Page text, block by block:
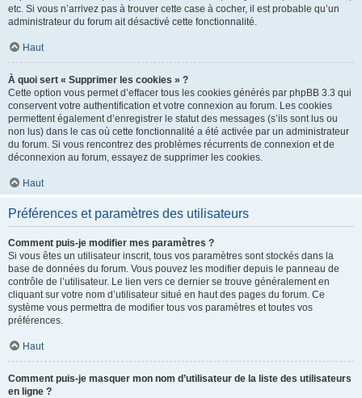
etc. Si vous n’arrivez pas à trouver cette case à cocher, il est probable qu’un
administrateur du forum ait désactivé cette fonctionnalité.
Haut
À quoi sert « Supprimer les cookies » ?
Cette option vous permet d’effacer tous les cookies générés par phpBB 3.3 qui
conservent votre authentification et votre connexion au forum. Les cookies
permettent également d’enregistrer le statut des messages (s’ils sont lus ou
non lus) dans le cas où cette fonctionnalité a été activée par un administrateur
du forum. Si vous rencontrez des problèmes récurrents de connexion et de
déconnexion au forum, essayez de supprimer les cookies.
Haut
Préférences et paramètres des utilisateurs
Comment puis-je modifier mes paramètres ?
Si vous êtes un utilisateur inscrit, tous vos paramètres sont stockés dans la
base de données du forum. Vous pouvez les modifier depuis le panneau de
contrôle de l’utilisateur. Le lien vers ce dernier se trouve généralement en
cliquant sur votre nom d’utilisateur situé en haut des pages du forum. Ce
système vous permettra de modifier tous vos paramètres et toutes vos
préférences.
Haut
Comment puis-je masquer mon nom d’utilisateur de la liste des utilisateurs
en ligne ?